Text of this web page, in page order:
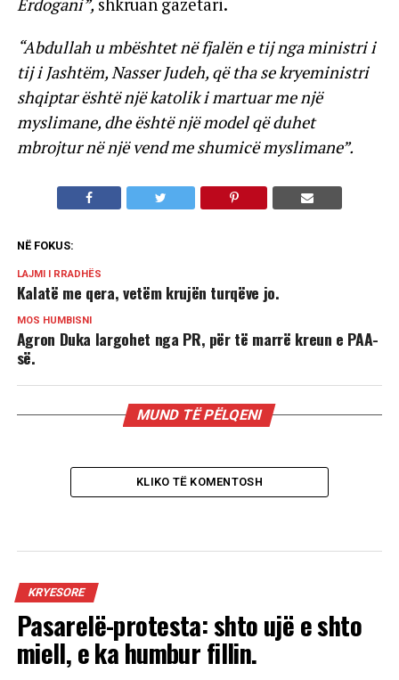
Erdogani”, shkruan gazetari.
“Abdullah u mbështet në fjalën e tij nga ministri i
tij i Jashtëm, Nasser Judeh, që tha se kryeministri
shqiptar është një katolik i martuar me një
myslimane, dhe është një model që duhet
mbrojtur në një vend me shumicë myslimane”.
NË FOKUS:
LAJMI I RRADHËS
Kalatë me qera, vetëm krujën turqëve jo.
MOS HUMBISNI
Agron Duka largohet nga PR, për të marrë kreun e PAA-
së.
MUND TË PËLQENI
KLIKO TË KOMENTOSH
KRYESORE
Pasarelë-protesta: shto ujë e shto
miell, e ka humbur fillin.